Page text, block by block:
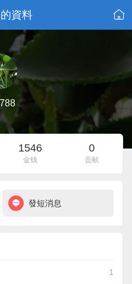
資料
1546
金钱
0
贡献
發短消息
1